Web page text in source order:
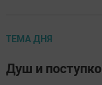
ТЕМА ДНЯ
Душ и